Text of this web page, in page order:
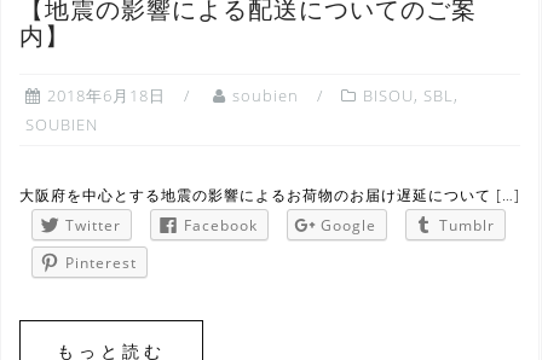
【地震の影響による配送についてのご案
内】
2018年6月18日 soubien BISOU, SBL,
SOUBIEN
大阪府を中心とする地震の影響によるお荷物のお届け遅延について […]
Twitter
Facebook Google
Tumblr
Pinterest
もっと読む